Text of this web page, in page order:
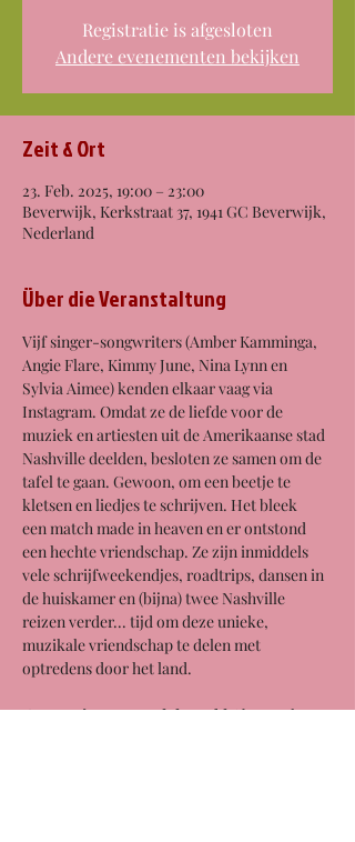
Registratie is afgesloten
Andere evenementen bekijken
Zeit & Ort
23. Feb. 2025, 19:00 – 23:00
Beverwijk, Kerkstraat 37, 1941 GC Beverwijk,
Nederland
Über die Veranstaltung
Vijf singer-songwriters (Amber Kamminga,
Angie Flare, Kimmy June, Nina Lynn en
Sylvia Aimee) kenden elkaar vaag via
Instagram. Omdat ze de liefde voor de
muziek en artiesten uit de Amerikaanse stad
Nashville deelden, besloten ze samen om de
tafel te gaan. Gewoon, om een beetje te
kletsen en liedjes te schrijven. Het bleek
een match made in heaven en er ontstond
een hechte vriendschap. Ze zijn inmiddels
vele schrijfweekendjes, roadtrips, dansen in
de huiskamer en (bijna) twee Nashville
reizen verder... tijd om deze unieke,
muzikale vriendschap te delen met
optredens door het land.
‘Songwriters ‘round the Table’ brengt het